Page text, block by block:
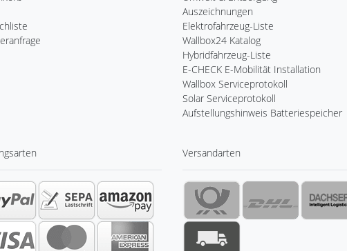
Auszeichnungen
Elektrofahrzeug-Liste
Wallbox24 Katalog
Hybridfahrzeug-Liste
E-CHECK E-Mobilität Installation
Wallbox Serviceprotokoll
Solar Serviceprotokoll
Aufstellungshinweis Batteriespeicher
Versandarten